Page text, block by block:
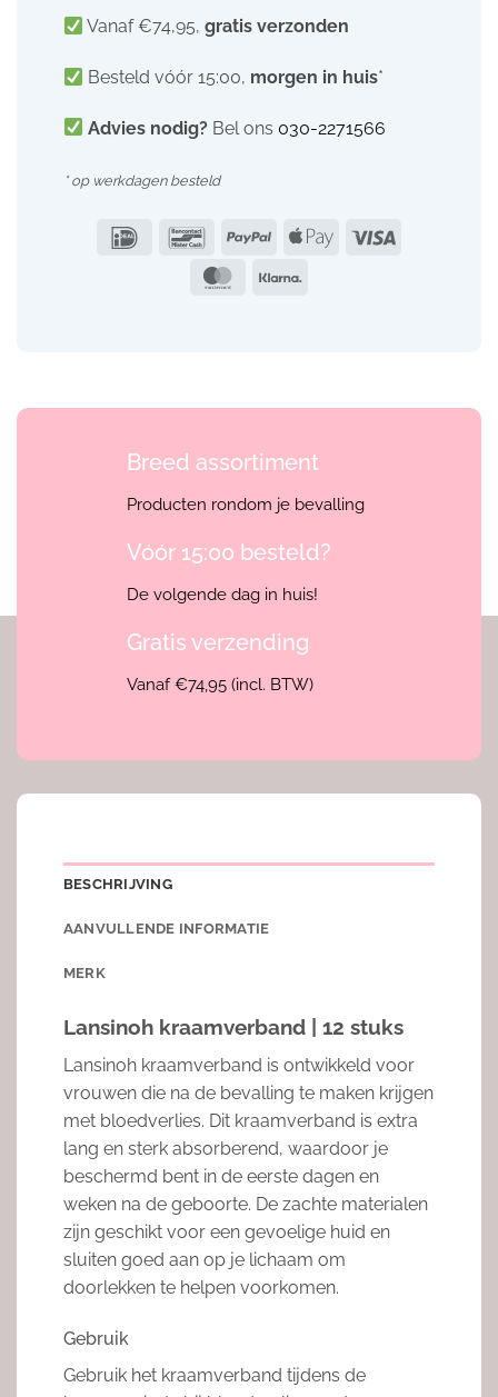
Vanaf €74,95,gratis verzonden
Besteld vóór 15:00, morgen in huis*
Advies nodig? Bel ons 030-2271566
* op werkdagen besteld
IDeal Bancontact
PayPal Apple
Visa
MasterCard
Klarna
Breed assortiment
Producten rondom je bevalling
Vóór 15:00 besteld?
De volgende dag in huis!
Gratis verzending
Vanaf €74,95 (incl. BTW)
BESCHRIJVING
AANVULLENDE INFORMATIE
MERK
Lansinoh kraamverband | 12 stuks
Lansinoh kraamverband is ontwikkeld voor
vrouwen die na de bevalling te maken krijgen
met bloedverlies. Dit kraamverband is extra
lang en sterk absorberend, waardoor je
beschermd bent in de eerste dagen en
weken na de geboorte. De zachte materialen
zijn geschikt voor een gevoelige huid en
sluiten goed aan op je lichaam om
doorlekken te helpen voorkomen.
Gebruik
Gebruik het kraamverband tijdens de